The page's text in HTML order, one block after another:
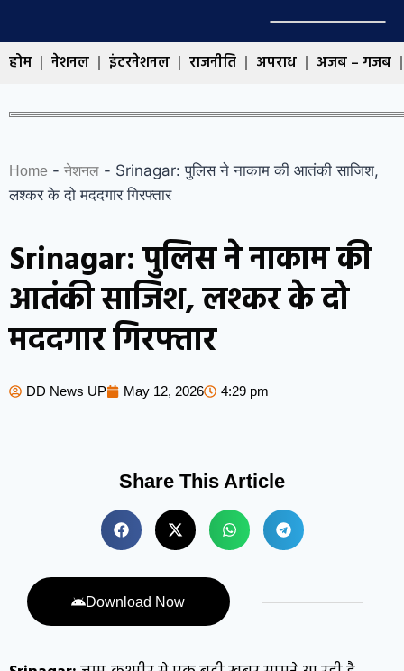
होम नेशनल इंटरनेशनल राजनीति अपराध अजब – गजब
Home - नेशनल - Srinagar: पुलिस ने नाकाम की आतंकी साजिश,
लश्कर के दो मददगार गिरफ्तार
Srinagar: पुलिस ने नाकाम की
आतंकी साजिश, लश्कर के दो
मददगार गिरफ्तार
DD News UP May 12, 2026 4:29 pm
Share This Article
Download Now